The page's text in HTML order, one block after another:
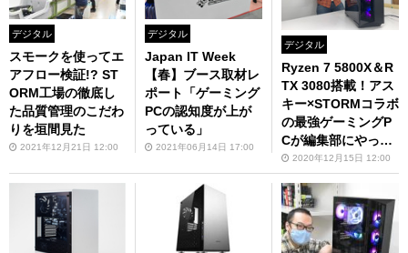
デジタル
スモークを使ってエ
アフロー検証!? ST
ORM工場の徹底し
た品質管理のこだわ
りを垣間見た
2021年12月21日 12:00
デジタル
Japan IT Week
【春】ブース取材レ
ポート「ゲーミング
PCの認知度が上が
っている」
2021年06月14日 17:00
デジタル
Ryzen 7 5800X＆R
TX 3080搭載！アス
キー×STORMコラボ
の最強ゲーミングP
Cが編集部にやって
来た2020年12月15日 12:00